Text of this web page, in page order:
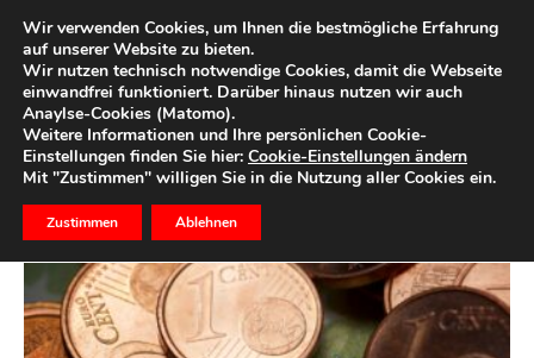
Start Schlagworte Kleingeld
Schlagwort: Kleingeld
Wir verwenden Cookies, um Ihnen die bestmögliche Erfahrung
auf unserer Website zu bieten.
Wir nutzen technisch notwendige Cookies, damit die Webseite
einwandfrei funktioniert. Darüber hinaus nutzen wir auch
Anaylse-Cookies (Matomo).
Weitere Informationen und Ihre persönlichen Cookie-
Einstellungen finden Sie hier: Cookie-Einstellungen ändern
Mit "Zustimmen" willigen Sie in die Nutzung aller Cookies ein.
Zustimmen Ablehnen